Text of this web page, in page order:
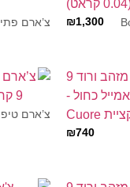
₪1,300 צ’ארם
₪740
צ’ארם